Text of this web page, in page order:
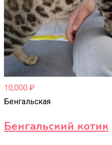
10,000 ₽
Бенгальская
Бенгальский котик